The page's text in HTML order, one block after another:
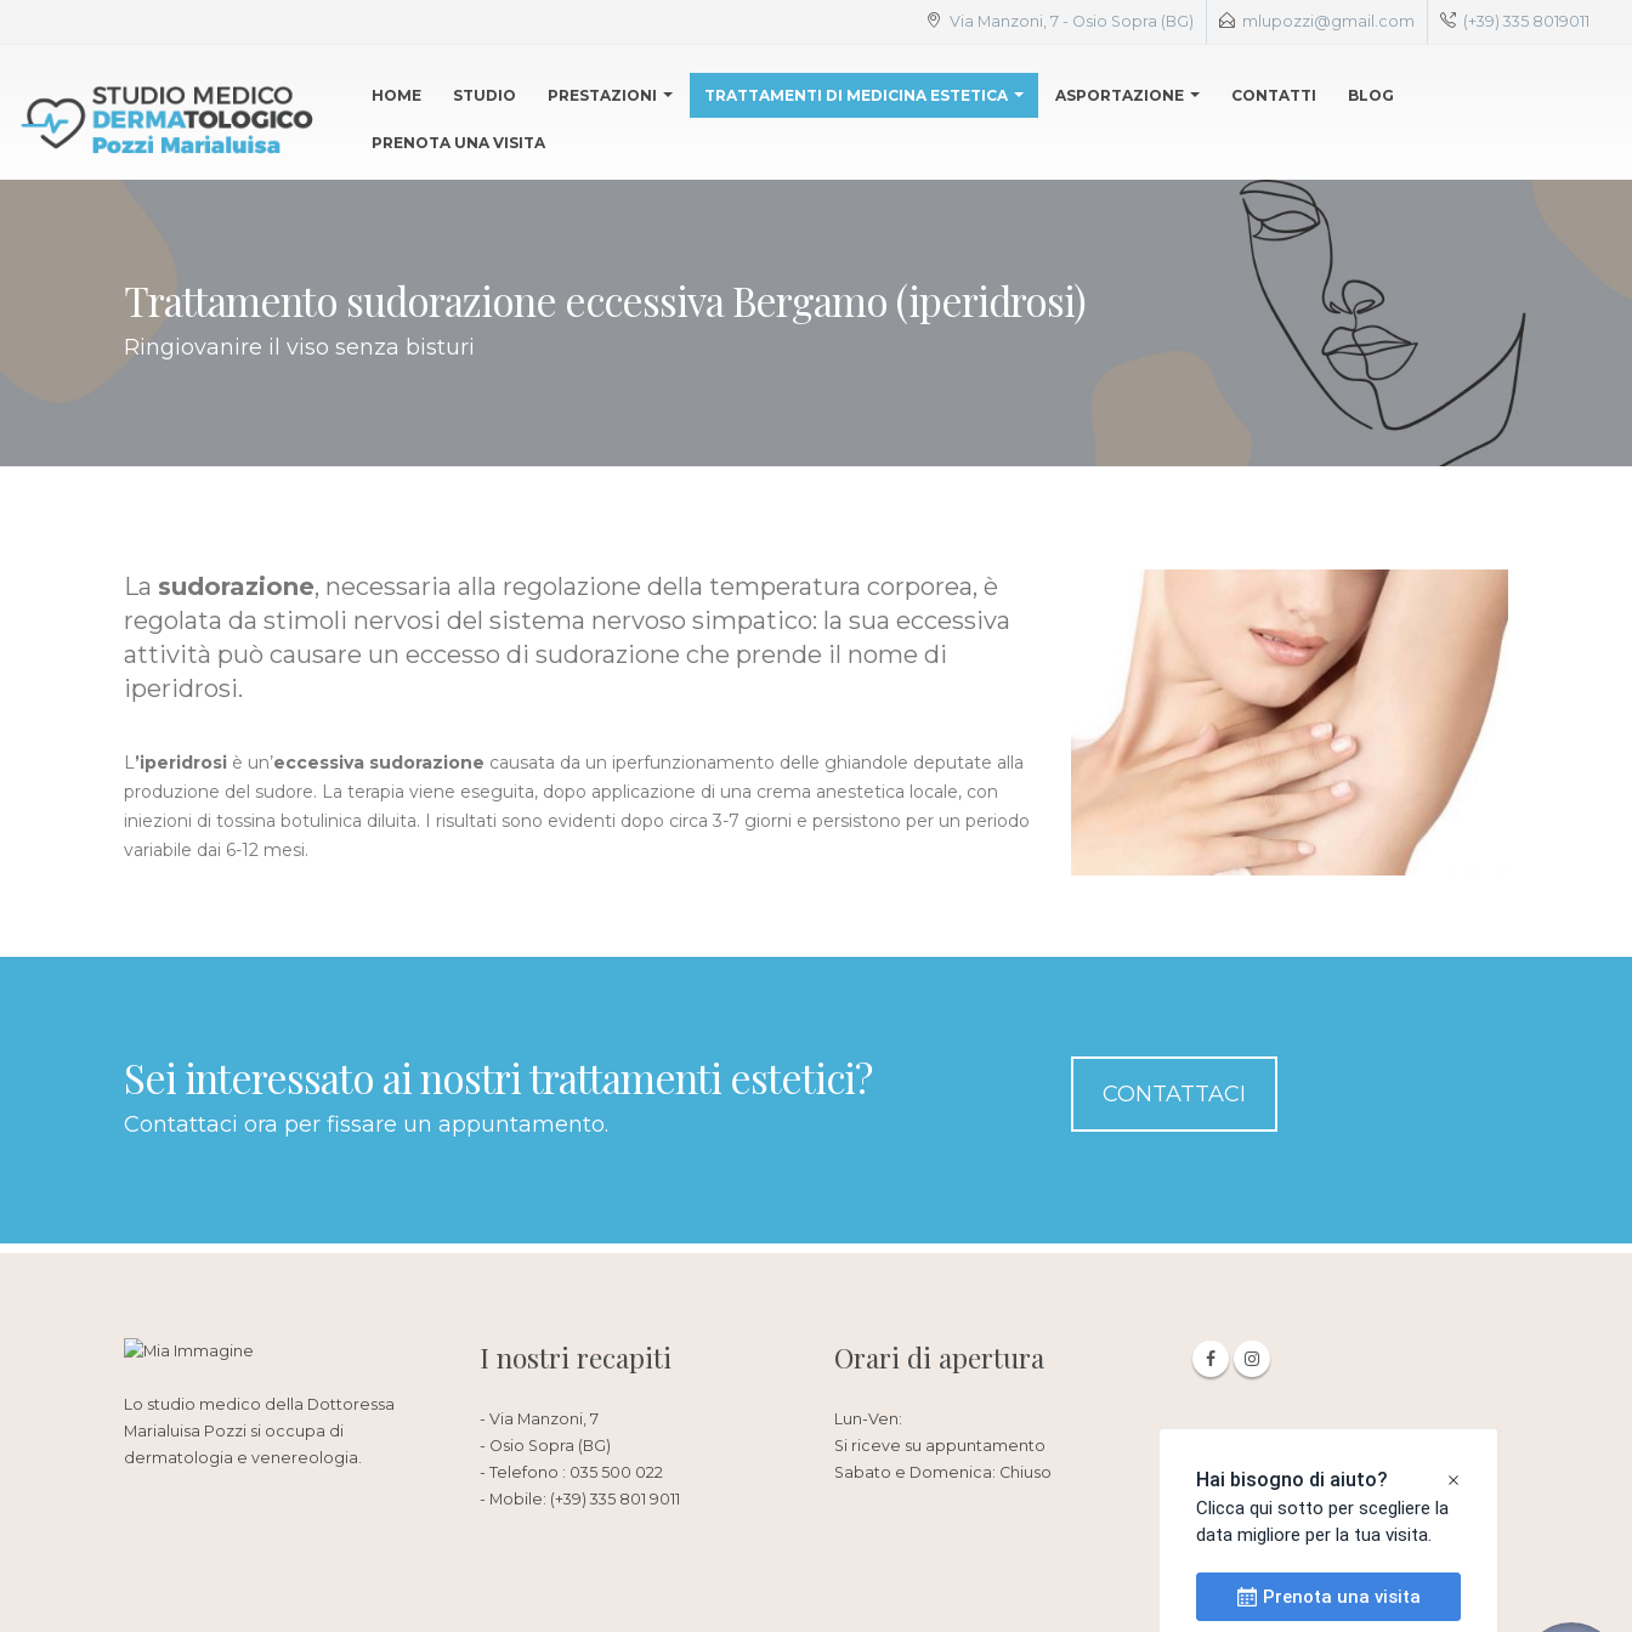
Via Manzoni, 7 - Osio Sopra (BG) mlupozzi@gmail.com (+39) 335 8019011
HOME STUDIO PRESTAZIONI TRATTAMENTI DI MEDICINA ESTETICA ASPORTAZIONE CONTATTI BLOG
PRENOTA UNA VISITA
Trattamento sudorazione eccessiva Bergamo (iperidrosi)
Ringiovanire il viso senza bisturi
La sudorazione, necessaria alla regolazione della temperatura corporea, è
regolata da stimoli nervosi del sistema nervoso simpatico: la sua eccessiva
attività può causare un eccesso di sudorazione che prende il nome di
iperidrosi.
L’iperidrosi è un’eccessiva sudorazione causata da un iperfunzionamento delle ghiandole deputate alla
produzione del sudore. La terapia viene eseguita, dopo applicazione di una crema anestetica locale, con
iniezioni di tossina botulinica diluita. I risultati sono evidenti dopo circa 3-7 giorni e persistono per un periodo
variabile dai 6-12 mesi.
Sei interessato ai nostri trattamenti estetici?
Contattaci ora per fissare un appuntamento.
CONTATTACI
Lo studio medico della Dottoressa
Marialuisa Pozzi si occupa di
dermatologia e venereologia.
I nostri recapiti
- Via Manzoni, 7
- Osio Sopra (BG)
- Telefono : 035 500 022
- Mobile: (+39) 335 801 9011
Orari di apertura
Lun-Ven:
Si riceve su appuntamento
Sabato e Domenica: Chiuso